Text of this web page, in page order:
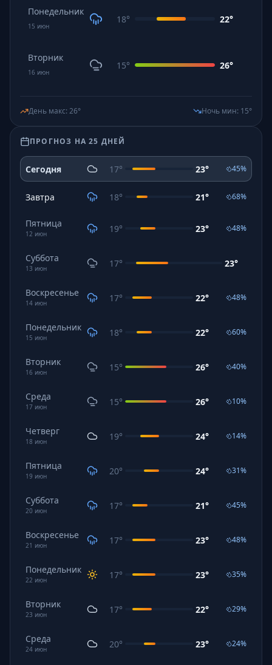
Понедельник
15 июн
18° 22°
Вторник
16 июн
15° 26°
День макс: 26° Ночь мин: 15°
ПРОГНОЗ НА 25 ДНЕЙ
Сегодня 17° 23° 45%
Завтра 18° 21° 68%
Пятница
12 июн 19° 23° 48%
Суббота
13 июн 17° 23°
Воскресенье
14 июн 17° 22° 48%
Понедельник
15 июн 18° 22° 60%
Вторник
16 июн 15° 26° 40%
Среда
17 июн 15° 26° 10%
Четверг
18 июн 19° 24° 14%
Пятница
19 июн 20° 24° 31%
Суббота
20 июн 17° 21° 45%
Воскресенье
21 июн 17° 23° 48%
Понедельник
22 июн 17° 23° 35%
Вторник
23 июн 17° 22° 29%
Среда
24 июн 20° 23° 24%